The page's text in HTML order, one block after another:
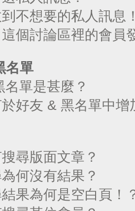
不想要的私人訊息
個討論區裡的會員
名單
單是甚麼？
好友 & 黑名單中增
尋版面文章？
何沒有結果？
果為何是空白頁！